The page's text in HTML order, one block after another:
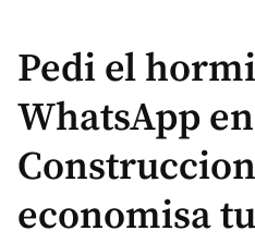
Pedi el
WhatsApp
economisa